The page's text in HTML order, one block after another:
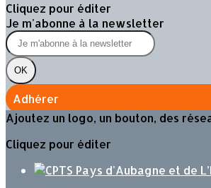
Cliquez pour éditer
Je m'abonne à la newsletter
OK
Adhérer
Ajoutez un logo, un bouton, des
Cliquez pour éditer